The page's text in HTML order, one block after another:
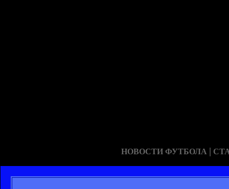
НОВОСТИ ФУТБОЛА |